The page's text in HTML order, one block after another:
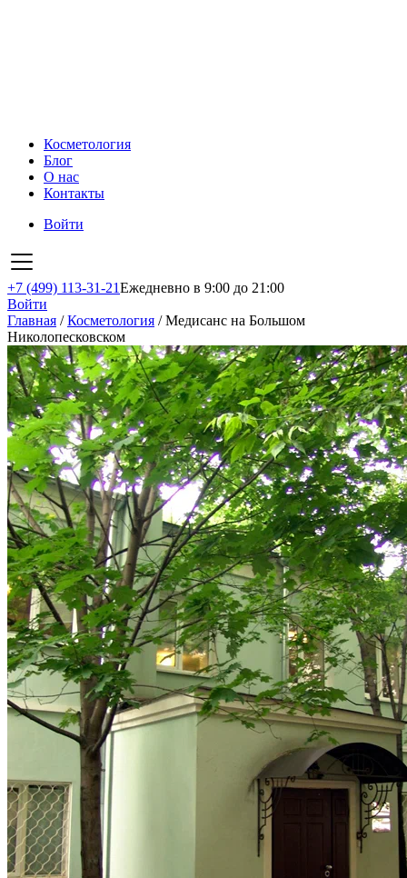
Косметология
Блог
О нас
Контакты
Войти
+7 (499) 113-31-21Ежедневно в 9:00 до 21:00
Войти
Главная /Косметология /Медисанс на Большом
Николопесковском